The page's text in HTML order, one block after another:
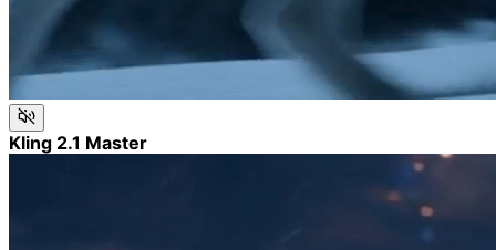
Kling 2.1 Master